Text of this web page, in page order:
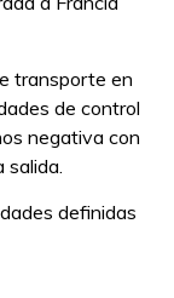
transporte en
de control
negativa con
definidas